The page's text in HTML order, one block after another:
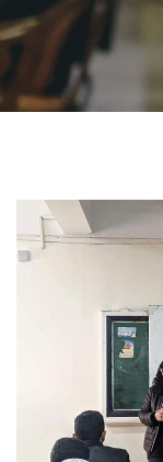
المراكز والوحدات
الأنظمة الذكية
تواصل معنا
هيئة التدريس
الدراسات العليا